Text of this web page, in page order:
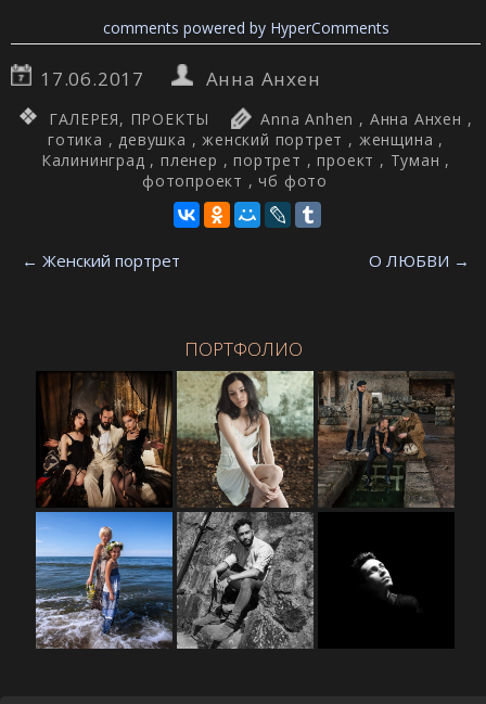
comments powered by HyperComments
17.06.2017 Анна Анхен
ГАЛЕРЕЯ, ПРОЕКТЫ Anna Anhen , Анна Анхен ,
готика ,девушка ,женский портрет , женщина ,
Калининград ,пленер ,портрет ,проект , Туман ,
фотопроект ,чб фото
← Женский портрет О ЛЮБВИ →
ПОРТФОЛИО